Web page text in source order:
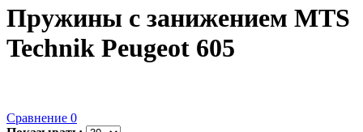
Пружины с занижением MTS
Technik Peugeot 605
Сравнение 0